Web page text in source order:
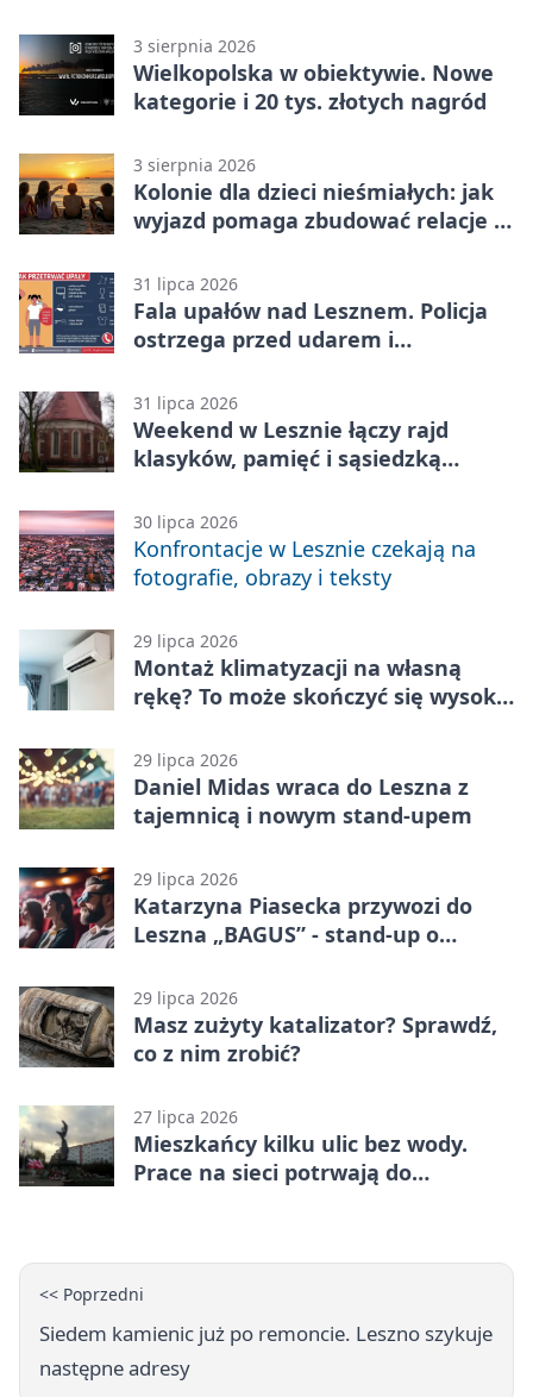
3 sierpnia 2026
Wielkopolska w obiektywie. Nowe
kategorie i 20 tys. złotych nagród
3 sierpnia 2026
Kolonie dla dzieci nieśmiałych: jak
wyjazd pomaga zbudować relacje z
31 lipca 2026
Fala upałów nad Lesznem. Policja
ostrzega przed udarem i
31 lipca 2026
Weekend w Lesznie łączy rajd
klasyków, pamięć i sąsiedzką
30 lipca 2026
Konfrontacje w Lesznie czekają na
fotografie, obrazy i teksty
29 lipca 2026
Montaż klimatyzacji na własną
rękę? To może skończyć się wysoką
29 lipca 2026
Daniel Midas wraca do Leszna z
tajemnicą i nowym stand-upem
29 lipca 2026
Katarzyna Piasecka przywozi do
Leszna „BAGUS” - stand-up o
29 lipca 2026
Masz zużyty katalizator? Sprawdź,
co z nim zrobić?
27 lipca 2026
Mieszkańcy kilku ulic bez wody.
Prace na sieci potrwają do
<< Poprzedni
Siedem kamienic już po remoncie. Leszno szykuje
następne adresy